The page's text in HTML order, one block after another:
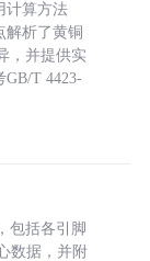
计算方法
解析了黄铜
，并提供实
T 4423-
包括各引脚
数据，并附